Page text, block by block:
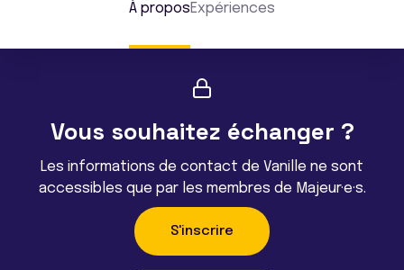
À proposExpériences
Vous souhaitez échanger ?
Les informations de contact de Vanille ne sont
accessibles que par les membres de Majeur·e·s.
S'inscrire